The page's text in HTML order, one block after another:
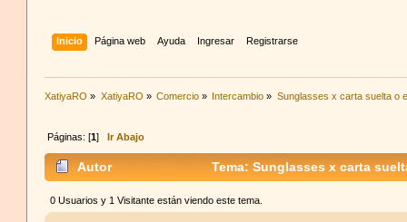
Inicio Página web Ayuda Ingresar Registrarse
XatiyaRO » XatiyaRO » Comercio » Intercambio » Sunglasses x carta suelta o
Páginas: [1] Ir Abajo
Autor Tema: Sunglasses x carta
0 Usuarios y 1 Visitante están viendo este tema.